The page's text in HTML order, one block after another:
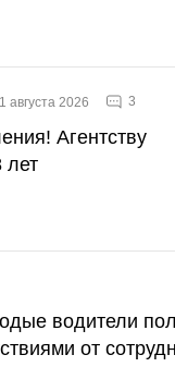
1 августа 2026 3
Агентству
лет
водители
от